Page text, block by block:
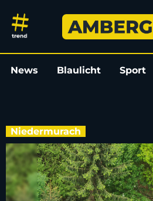
Alle entlaufenen
News Blaulicht Sport
Niedermurach